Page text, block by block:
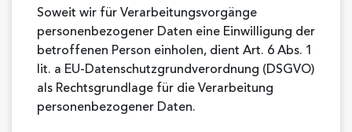
Soweit wir für Verarbeitungsvorgänge
personenbezogener Daten eine Einwilligung der
betroffenen Person einholen, dient Art. 6 Abs. 1
lit. a EU-Datenschutzgrundverordnung (DSGVO)
als Rechtsgrundlage für die Verarbeitung
personenbezogener Daten.